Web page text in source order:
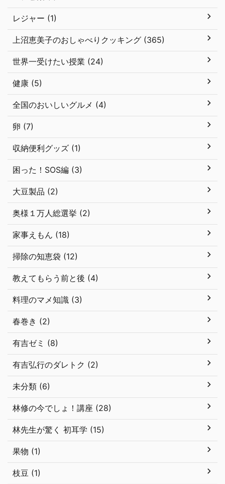
レジャー (1)
上沼恵美子のおしゃべりクッキング (365)
世界一受けたい授業 (24)
健康 (5)
全国のおいしいグルメ (4)
卵 (7)
収納便利グッズ (1)
困った！SOS編 (3)
大豆製品 (2)
奥様１万人総選挙 (2)
家事えもん (18)
掃除の知恵袋 (12)
教えてもらう前と後 (4)
料理のマメ知識 (3)
春巻き (2)
有吉ゼミ (8)
有吉弘行のダレトク (2)
未分類 (6)
林修の今でしょ！講座 (28)
林先生が驚く 初耳学 (15)
果物 (1)
枝豆 (1)